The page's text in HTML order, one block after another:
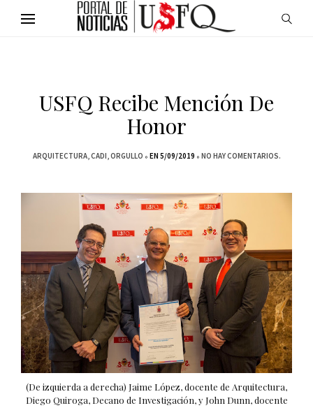
USFQ Recibe Mención De
Honor
ARQUITECTURA CADI ORGULLO EN 5/09/2019 NO HAY COMENTARIOS.
(De izquierda a derecha) Jaime López, docente de Arquitectura,
Diego Quiroga, Decano de Investigación, y John Dunn, docente